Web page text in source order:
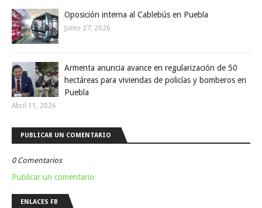
Oposición interna al Cablebús en Puebla
Junio 27, 2026
Armenta anuncia avance en regularización de 50
hectáreas para viviendas de policías y bomberos en
Puebla
Abril 11, 2026
PUBLICAR UN COMENTARIO
0 Comentarios
Publicar un comentario
ENLACES FB